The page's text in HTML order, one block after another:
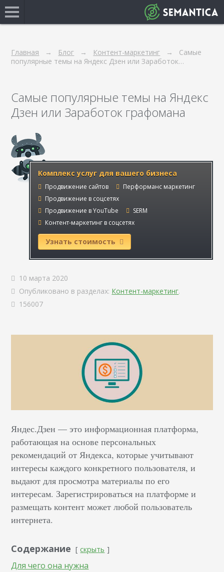
Главная Блог Контент-маркетинг
Самые
популярные темы на Яндекс Дзен или Заработок…
Самые популярные темы на Яндекс
Дзен или Заработок графомана
Комплекс услуг для вашего бизнеса
Продвижение сайтов
Перформанс маркетинг
Продвижение в соцсетях
Продвижение в YouTube
SERM
Контент-маркетинг в соцсетях
Узнать стоимость
10 марта 2020
Опубликовано в разделах: Контент-маркетинг.
156007
Яндес.Дзен — это информационная платформа,
работающая на основе персональных
рекомендаций от Яндекса, которые учитывают
интересы каждого конкретного пользователя, и
выдают для просмотра материалы по его
интересам. Зарегистрироваться на платформе и
размещать контент может любой пользователь
интернета.
Содержание скрыть
Для чего она нужна